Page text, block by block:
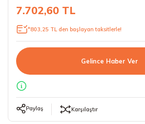
23 Lastikler
7.702,60 TL
*803,25 TL den başlayan taksitlerle!
Gelince Haber Ver
Paylaş Karşılaştır